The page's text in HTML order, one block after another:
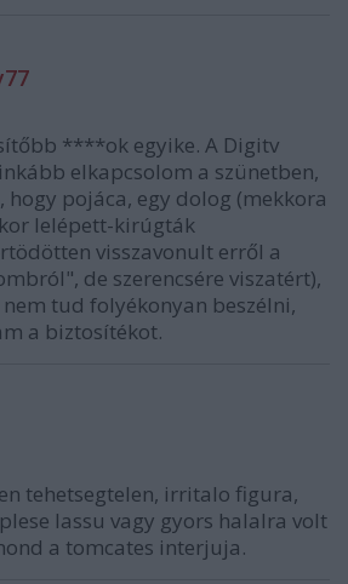
****ok egyike. A Digitv
elkapcsolom a szünetben,
hogy pojáca, egy dolog (mekkora
lelépett-kirúgták
visszavonult erről a
de szerencsére viszatért),
tud folyékonyan beszélni,
a biztosítékot.
tehetsegtelen, irritalo figura,
lassu vagy gyors halalra volt
a tomcates interjuja.